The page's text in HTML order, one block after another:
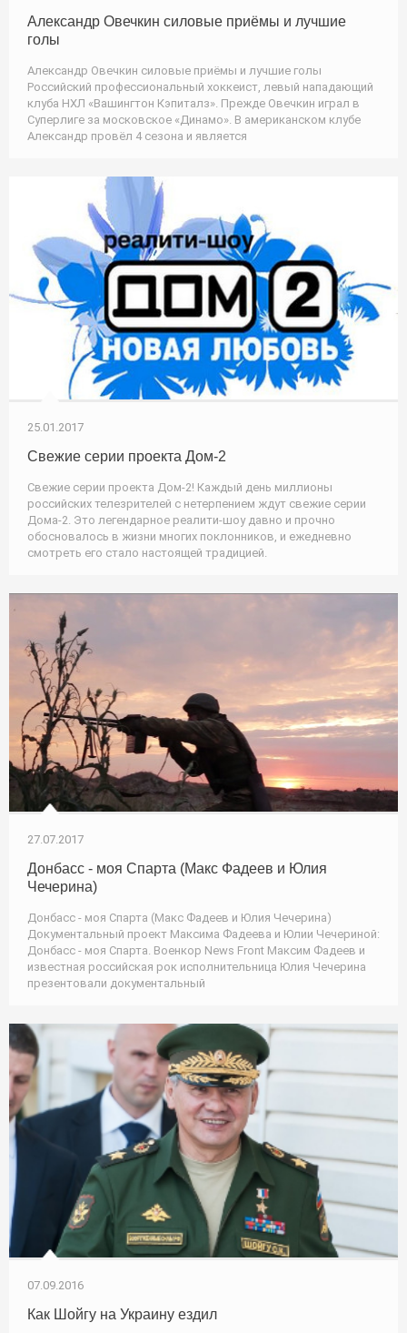
Александр Овечкин силовые приёмы и лучшие
голы
Александр Овечкин силовые приёмы и лучшие голы
Российский профессиональный хоккеист, левый нападающий
клуба НХЛ «Вашингтон Кэпиталз». Прежде Овечкин играл в
Суперлиге за московское «Динамо». В американском клубе
Александр провёл 4 сезона и является
25.01.2017
Свежие серии проекта Дом-2
Свежие серии проекта Дом-2! Каждый день миллионы
российских телезрителей с нетерпением ждут свежие серии
Дома-2. Это легендарное реалити-шоу давно и прочно
обосновалось в жизни многих поклонников, и ежедневно
смотреть его стало настоящей традицией.
27.07.2017
Донбасс - моя Спарта (Макс Фадеев и Юлия
Чечерина)
Донбасс - моя Спарта (Макс Фадеев и Юлия Чечерина)
Документальный проект Максима Фадеева и Юлии Чечериной:
Донбасс - моя Спарта. Военкор News Front Максим Фадеев и
известная российская рок исполнительница Юлия Чечерина
презентовали документальный
07.09.2016
Как Шойгу на Украину ездил